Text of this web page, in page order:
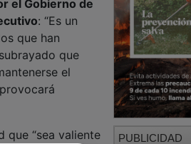
el Gobierno de
: “Es un
que han
que
el
“sea valiente
PUBLICIDAD